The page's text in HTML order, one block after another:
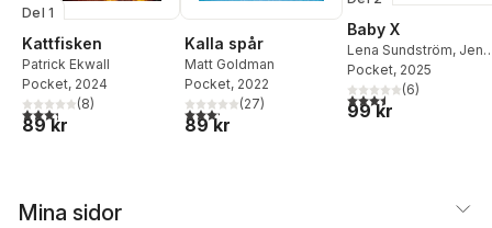
Del 1
Kattfisken
Patrick Ekwall
Pocket, 2024
3,3utav 5 stjärnor. Totalt antal röster:
(8)
89 kr
Kalla spår
Matt Goldman
Pocket, 2022
3,2utav 5 stjärnor. Totalt antal röster:
(27)
89 kr
Baby X
Lena Sundström, Jens
Mikkelsen
Pocket, 2025
3,5utav 5 stjärnor.
(6)
99 kr
Mina sidor